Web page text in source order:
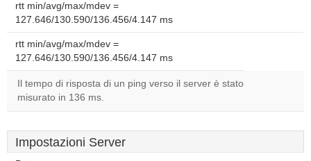
rtt min/avg/max/mdev =
127.646/130.590/136.456/4.147 ms
rtt min/avg/max/mdev =
127.646/130.590/136.456/4.147 ms
Il tempo di risposta di un ping verso il server è stato
misurato in 136 ms.
Impostazioni Server